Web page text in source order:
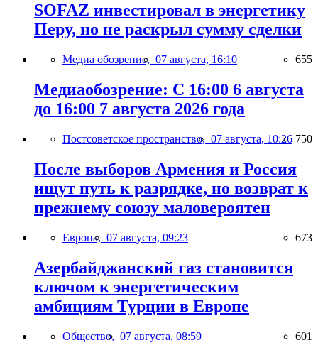
SOFAZ инвестировал в энергетику
Перу, но не раскрыл сумму сделки
Медиа обозрение, 07 августа, 16:10 655
Медиаобозрение: С 16:00 6 августа
до 16:00 7 августа 2026 года
Постсоветское пространство, 07 августа, 10:26 750
После выборов Армения и Россия
ищут путь к разрядке, но возврат к
прежнему союзу маловероятен
Европа, 07 августа, 09:23 673
Азербайджанский газ становится
ключом к энергетическим
амбициям Турции в Европе
Общество, 07 августа, 08:59 601